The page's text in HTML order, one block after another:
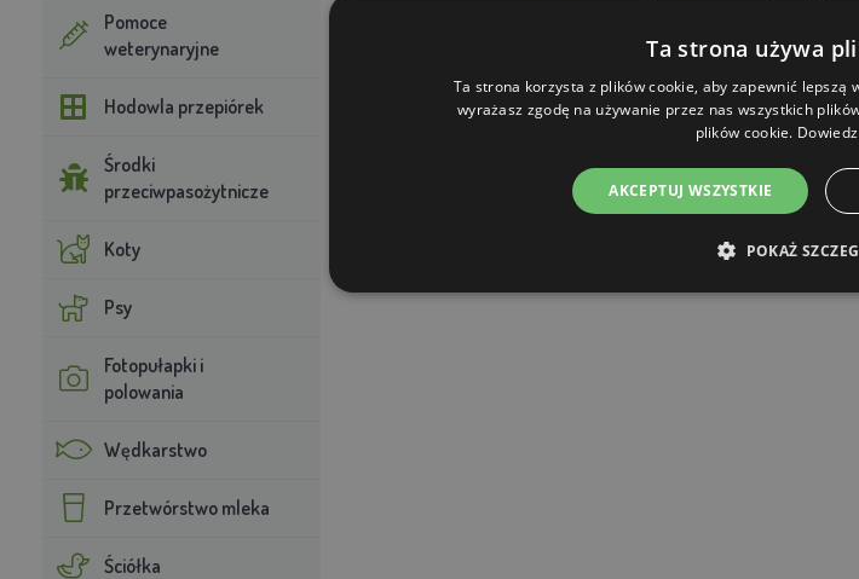
Pomoce
weterynaryjne
Hodowla przepiórek
Środki
przeciwpasożytnicze
Koty
Psy
Fotopułapki i
polowania
Wędkarstwo
Przetwórstwo mleka
Ściółka
W przypadku podawania leków (np. Ronidazolu 10% Bt)
wywołanych przez rzęsistki.
Ta strona używa
Ta strona korzysta z plików cookie, aby zapewnić lepszą
wyrażasz zgodę na używanie przez nas wszystkich
plików cookie.
AKCEPTUJ WSZYSTKIE
POKAŻ